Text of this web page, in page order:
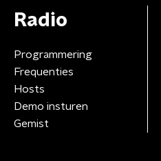
Radio
Programmering
Frequenties
Hosts
Demo insturen
Gemist